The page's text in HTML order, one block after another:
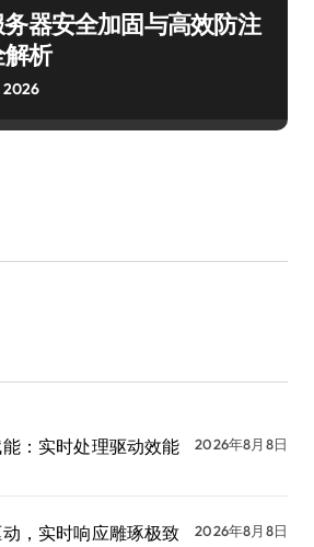
器安全加固与高效防注
解析
2026
：实时处理驱动效能
2026年8月8日
，实时响应雕琢极致
2026年8月8日